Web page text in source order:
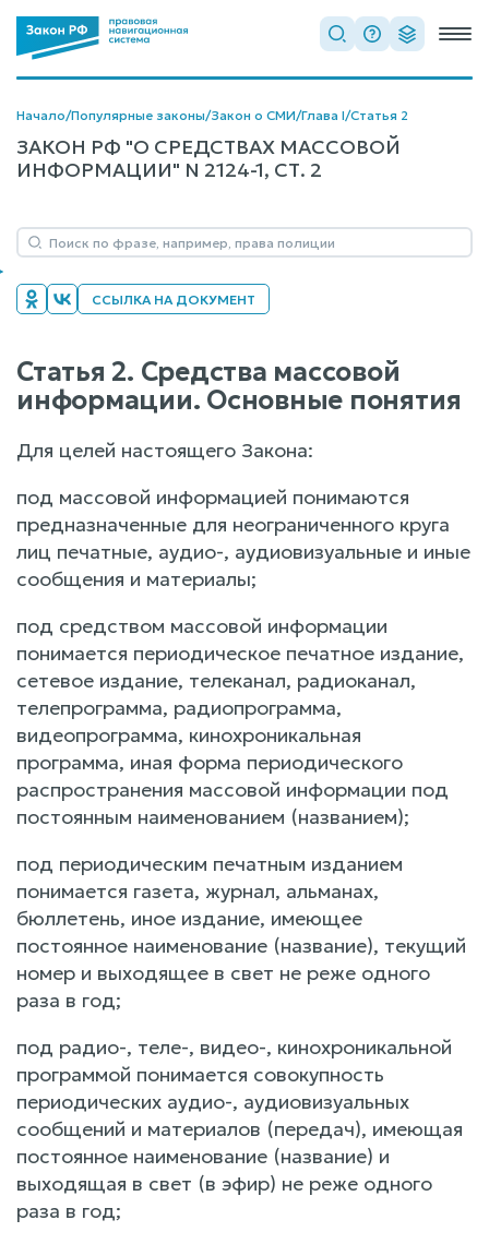
Начало/Популярные законы/Закон о СМИ/Глава I/Статья 2
ЗАКОН РФ "О СРЕДСТВАХ МАССОВОЙ
ИНФОРМАЦИИ" N 2124-1, СТ. 2
ССЫЛКА НА ДОКУМЕНТ
Статья 2. Средства массовой
информации. Основные понятия
Для целей настоящего Закона:
под массовой информацией понимаются
предназначенные для неограниченного круга
лиц печатные, аудио-, аудиовизуальные и иные
сообщения и материалы;
под средством массовой информации
понимается периодическое печатное издание,
сетевое издание, телеканал, радиоканал,
телепрограмма, радиопрограмма,
видеопрограмма, кинохроникальная
программа, иная форма периодического
распространения массовой информации под
постоянным наименованием (названием);
под периодическим печатным изданием
понимается газета, журнал, альманах,
бюллетень, иное издание, имеющее
постоянное наименование (название), текущий
номер и выходящее в свет не реже одного
раза в год;
под радио-, теле-, видео-, кинохроникальной
программой понимается совокупность
периодических аудио-, аудиовизуальных
сообщений и материалов (передач), имеющая
постоянное наименование (название) и
выходящая в свет (в эфир) не реже одного
раза в год;